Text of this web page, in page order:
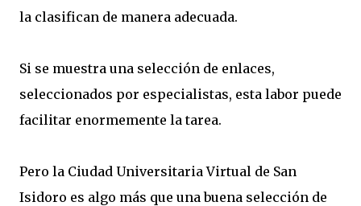
la clasifican de manera adecuada.
Si se muestra una selección de enlaces,
seleccionados por especialistas, esta labor puede
facilitar enormemente la tarea.
Pero la Ciudad Universitaria Virtual de San
Isidoro es algo más que una buena selección de